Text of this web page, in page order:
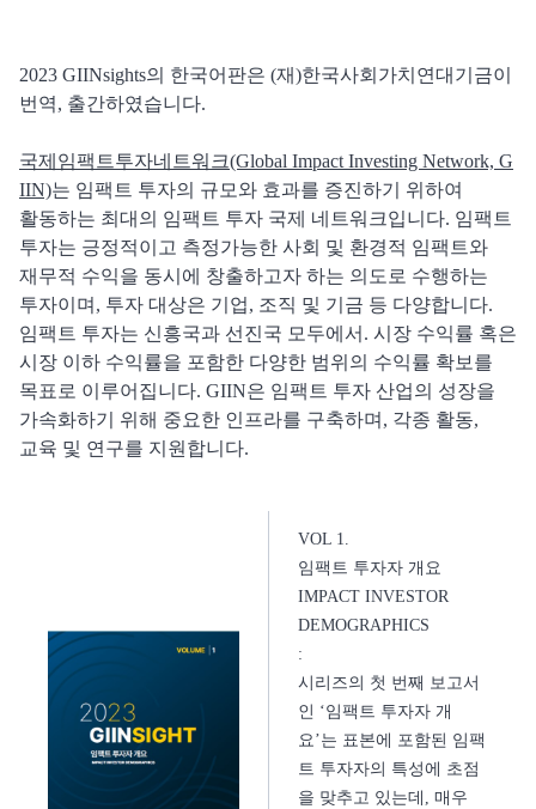
2023 GIINsights의 한국어판은 (재)한국사회가치연대기금이
번역, 출간하였습니다.
국제임팩트투자네트워크(Global Impact Investing Network, G
IIN)는 임팩트 투자의 규모와 효과를 증진하기 위하여
활동하는 최대의 임팩트 투자 국제 네트워크입니다. 임팩트
투자는 긍정적이고 측정가능한 사회 및 환경적 임팩트와
재무적 수익을 동시에 창출하고자 하는 의도로 수행하는
투자이며, 투자 대상은 기업, 조직 및 기금 등 다양합니다.
임팩트 투자는 신흥국과 선진국 모두에서. 시장 수익률 혹은
시장 이하 수익률을 포함한 다양한 범위의 수익률 확보를
목표로 이루어집니다. GIIN은 임팩트 투자 산업의 성장을
가속화하기 위해 중요한 인프라를 구축하며, 각종 활동,
교육 및 연구를 지원합니다.
VOL 1.
임팩트 투자자 개요
IMPACT INVESTOR
DEMOGRAPHICS
:
시리즈의 첫 번째 보고서
인 ‘임팩트 투자자 개
요’는 표본에 포함된 임팩
트 투자자의 특성에 초점
을 맞추고 있는데, 매우